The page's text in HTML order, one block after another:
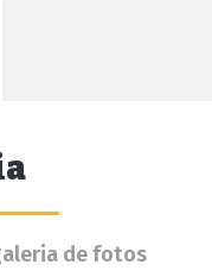
de fotos